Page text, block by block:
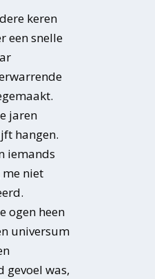
keren
een snelle
jaren
hangen.
iemands
me niet
ogen heen
universum
gevoel was,